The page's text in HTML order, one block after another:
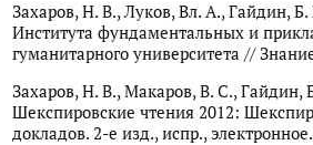
Захаров, Н. В., Луков, Вл. А., Гайдин,
Института фундаментальных и
гуманитарного университета //
Захаров, Н. В., Макаров, В. С.,
Шекспировские чтения 2012:
докладов. 2-е изд., испр.,